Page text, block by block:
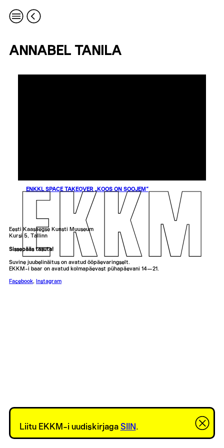
ANNABEL TANILA
ENKKL SPACE TAKEOVER „KOOS ON SOOJEM“
Eesti Kaasaegse Kunsti Muuseum
Kursi 5, Tallinn
Sissepääs tasuta!
Suvine juubelinäitus on avatud ööpäevaringselt.
EKKM-i baar on avatud kolmapäevast pühapäevani 14—21.
Facebook, Instagram
Liitu EKKM-i uudiskirjaga SIIN .